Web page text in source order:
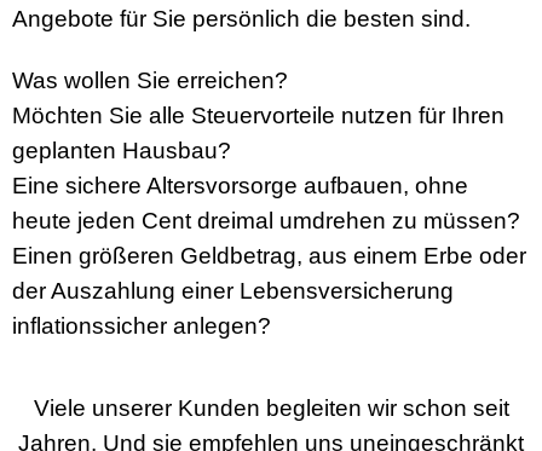
Angebote für Sie persönlich die besten sind.
Was wollen Sie erreichen?
Möchten Sie alle Steuervorteile nutzen für Ihren
geplanten Hausbau?
Eine sichere Altersvorsorge aufbauen, ohne
heute jeden Cent dreimal umdrehen zu müssen?
Einen größeren Geldbetrag, aus einem Erbe oder
der Auszahlung einer Lebensversicherung
inflationssicher anlegen?
Viele unserer Kunden begleiten wir schon seit
Jahren. Und sie empfehlen uns uneingeschränkt